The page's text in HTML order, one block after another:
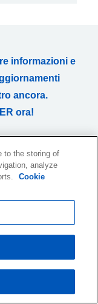
informazioni e
ancora.
ora!
su prodotti e
mio consenso in
un link di
e conserviamo i tuoi
to the storing of
analyze
Cookie